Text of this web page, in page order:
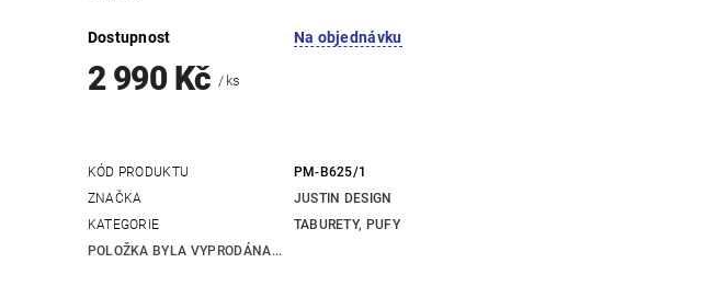
Dostupnost Na objednávku
2 990 Kč/ ks
KÓD PRODUKTU
PM-B625/1
ZNAČKA
JUSTIN DESIGN
KATEGORIE
TABURETY, PUFY
POLOŽKA BYLA VYPRODÁNA...